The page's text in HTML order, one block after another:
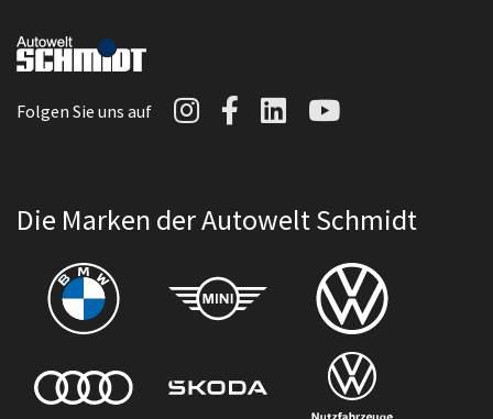
Folgen Sie uns auf Autowelt Schmidt auf
Autowelt Schmidt
AutoweltAutowelt
Die Marken der Autowelt Schmidt